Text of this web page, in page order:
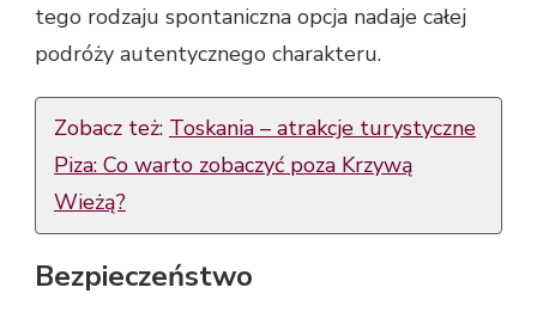
tego rodzaju spontaniczna opcja nadaje całej
podróży autentycznego charakteru.
Zobacz też: Toskania – atrakcje turystyczne
Piza: Co warto zobaczyć poza Krzywą
Wieżą?
Bezpieczeństwo